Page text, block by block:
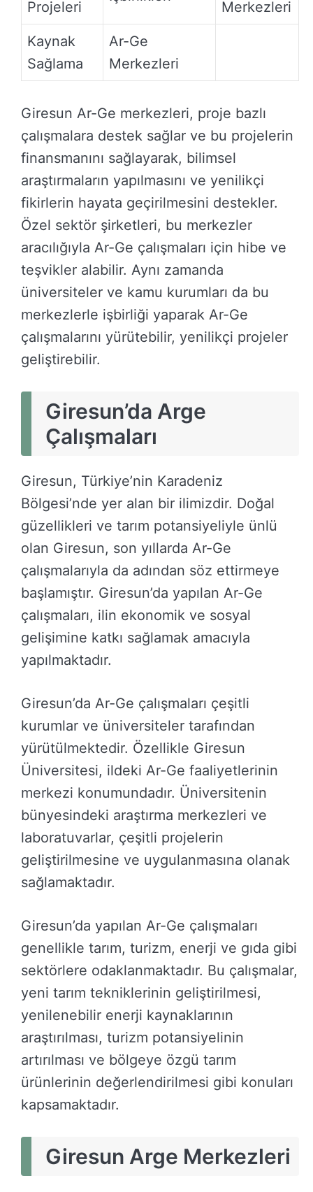
Projeleri Merkezleri
Kaynak
Sağlama
Ar-Ge
Merkezleri
Giresun Ar-Ge merkezleri, proje bazlı
çalışmalara destek sağlar ve bu projelerin
finansmanını sağlayarak, bilimsel
araştırmaların yapılmasını ve yenilikçi
fikirlerin hayata geçirilmesini destekler.
Özel sektör şirketleri, bu merkezler
aracılığıyla Ar-Ge çalışmaları için hibe ve
teşvikler alabilir. Aynı zamanda
üniversiteler ve kamu kurumları da bu
merkezlerle işbirliği yaparak Ar-Ge
çalışmalarını yürütebilir, yenilikçi projeler
geliştirebilir.
Giresun’da Arge
Çalışmaları
Giresun, Türkiye’nin Karadeniz
Bölgesi’nde yer alan bir ilimizdir. Doğal
güzellikleri ve tarım potansiyeliyle ünlü
olan Giresun, son yıllarda Ar-Ge
çalışmalarıyla da adından söz ettirmeye
başlamıştır. Giresun’da yapılan Ar-Ge
çalışmaları, ilin ekonomik ve sosyal
gelişimine katkı sağlamak amacıyla
yapılmaktadır.
Giresun’da Ar-Ge çalışmaları çeşitli
kurumlar ve üniversiteler tarafından
yürütülmektedir. Özellikle Giresun
Üniversitesi, ildeki Ar-Ge faaliyetlerinin
merkezi konumundadır. Üniversitenin
bünyesindeki araştırma merkezleri ve
laboratuvarlar, çeşitli projelerin
geliştirilmesine ve uygulanmasına olanak
sağlamaktadır.
Giresun’da yapılan Ar-Ge çalışmaları
genellikle tarım, turizm, enerji ve gıda gibi
sektörlere odaklanmaktadır. Bu çalışmalar,
yeni tarım tekniklerinin geliştirilmesi,
yenilenebilir enerji kaynaklarının
araştırılması, turizm potansiyelinin
artırılması ve bölgeye özgü tarım
ürünlerinin değerlendirilmesi gibi konuları
kapsamaktadır.
Giresun Arge Merkezleri